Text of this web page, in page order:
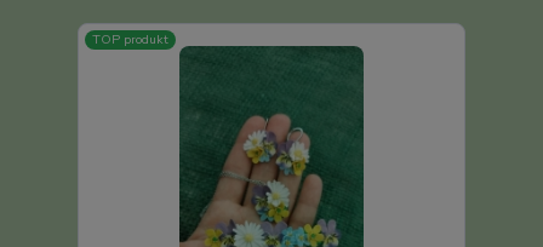
TOP produkt